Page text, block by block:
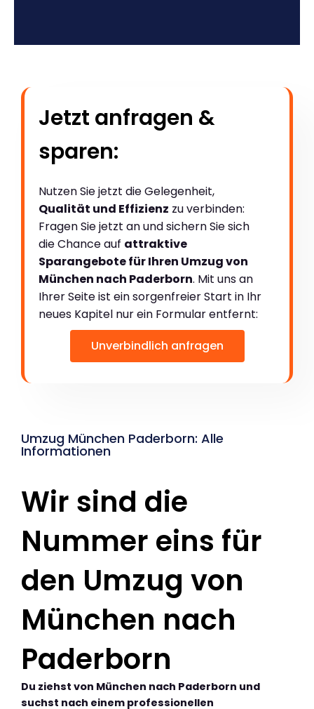
Jetzt anfragen &
sparen:
Nutzen Sie jetzt die Gelegenheit,
Qualität und Effizienz zu verbinden:
Fragen Sie jetzt an und sichern Sie sich
die Chance auf attraktive
Sparangebote für Ihren Umzug von
München nach Paderborn. Mit uns an
Ihrer Seite ist ein sorgenfreier Start in Ihr
neues Kapitel nur ein Formular entfernt:
Unverbindlich anfragen
Umzug München Paderborn: Alle
Informationen
Wir sind die
Nummer eins für
den Umzug von
München nach
Paderborn
Du ziehst von München nach Paderborn und
suchst nach einem professionellen